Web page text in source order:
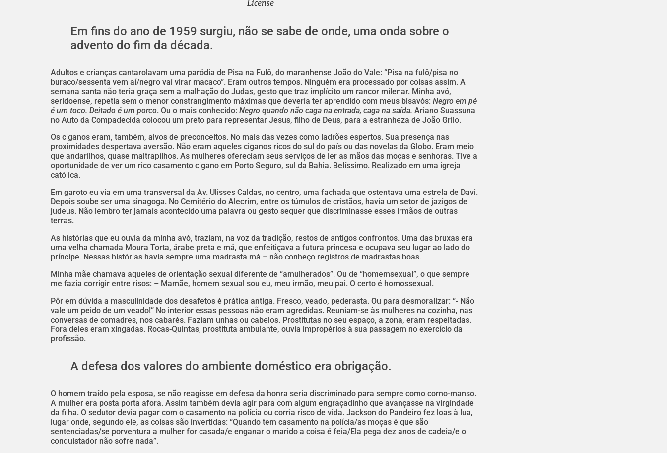
License
Em fins do ano de 1959 surgiu, não se sabe de onde, uma onda sobre o
advento do fim da década.
Adultos e crianças cantarolavam uma paródia de Pisa na Fulô, do maranhense João do Vale: “Pisa na fulô/pisa no
buraco/sessenta vem aí/negro vai virar macaco”. Eram outros tempos. Ninguém era processado por coisas assim. A
semana santa não teria graça sem a malhação do Judas, gesto que traz implícito um rancor milenar. Minha avó,
seridoense, repetia sem o menor constrangimento máximas que deveria ter aprendido com meus bisavós: Negro em pé
é um toco. Deitado é um porco. Ou o mais conhecido: Negro quando não caga na entrada, caga na saída. Ariano Suassuna
no Auto da Compadecida colocou um preto para representar Jesus, filho de Deus, para a estranheza de João Grilo.
Os ciganos eram, também, alvos de preconceitos. No mais das vezes como ladrões espertos. Sua presença nas
proximidades despertava aversão. Não eram aqueles ciganos ricos do sul do país ou das novelas da Globo. Eram meio
que andarilhos, quase maltrapilhos. As mulheres ofereciam seus serviços de ler as mãos das moças e senhoras. Tive a
oportunidade de ver um rico casamento cigano em Porto Seguro, sul da Bahia. Belíssimo. Realizado em uma igreja
católica.
Em garoto eu via em uma transversal da Av. Ulisses Caldas, no centro, uma fachada que ostentava uma estrela de Davi.
Depois soube ser uma sinagoga. No Cemitério do Alecrim, entre os túmulos de cristãos, havia um setor de jazigos de
judeus. Não lembro ter jamais acontecido uma palavra ou gesto sequer que discriminasse esses irmãos de outras
terras.
As histórias que eu ouvia da minha avó, traziam, na voz da tradição, restos de antigos confrontos. Uma das bruxas era
uma velha chamada Moura Torta, árabe preta e má, que enfeitiçava a futura princesa e ocupava seu lugar ao lado do
príncipe. Nessas histórias havia sempre uma madrasta má – não conheço registros de madrastas boas.
Minha mãe chamava aqueles de orientação sexual diferente de “amulherados”. Ou de “homemsexual”, o que sempre
me fazia corrigir entre risos: – Mamãe, homem sexual sou eu, meu irmão, meu pai. O certo é homossexual.
Pôr em dúvida a masculinidade dos desafetos é prática antiga. Fresco, veado, pederasta. Ou para desmoralizar: “- Não
vale um peido de um veado!” No interior essas pessoas não eram agredidas. Reuniam-se às mulheres na cozinha, nas
conversas de comadres, nos cabarés. Faziam unhas ou cabelos. Prostitutas no seu espaço, a zona, eram respeitadas.
Fora deles eram xingadas. Rocas-Quintas, prostituta ambulante, ouvia impropérios à sua passagem no exercício da
profissão.
A defesa dos valores do ambiente doméstico era obrigação.
O homem traído pela esposa, se não reagisse em defesa da honra seria discriminado para sempre como corno-manso.
A mulher era posta porta afora. Assim também devia agir para com algum engraçadinho que avançasse na virgindade
da filha. O sedutor devia pagar com o casamento na polícia ou corria risco de vida. Jackson do Pandeiro fez loas à lua,
lugar onde, segundo ele, as coisas são invertidas: “Quando tem casamento na polícia/as moças é que são
sentenciadas/se porventura a mulher for casada/e enganar o marido a coisa é feia/Ela pega dez anos de cadeia/e o
conquistador não sofre nada”.